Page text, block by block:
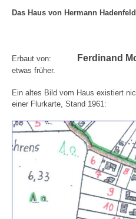
Das Haus von Hermann
Erbaut von: Ferdinand
etwas früher.
Ein altes Bild vom Haus existiert
einer Flurkarte, Stand 1961: